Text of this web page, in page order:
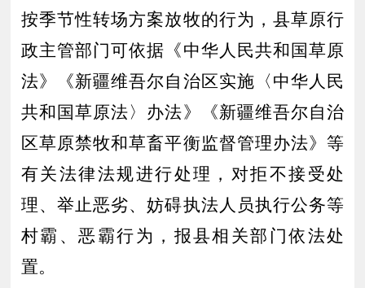
按季节性转场方案放牧的行为，县草原行
政主管部门可依据《中华人民共和国草原
法》《新疆维吾尔自治区实施〈中华人民
共和国草原法〉办法》《新疆维吾尔自治
区草原禁牧和草畜平衡监督管理办法》 等
有关法律法规进行处理，对拒不接受处
理、举止恶劣、妨碍执法人员执行公务等
村霸、恶霸行为，报县相关部门依法处
置。